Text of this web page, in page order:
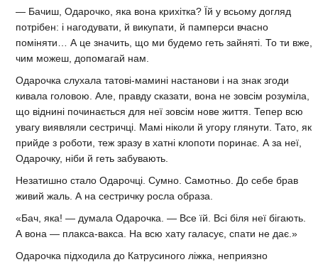
― Бачиш, Одарочко, яка вона крихітка? Їй у всьому догляд
потрібен: і нагодувати, й викупати, й памперси вчасно
поміняти… А це значить, що ми будемо геть зайняті. То ти вже,
чим можеш, допомагай нам.
Одарочка слухала татові-мамині настанови і на знак згоди
кивала головою. Але, правду сказати, вона не зовсім розуміла,
що віднині починається для неї зовсім нове життя. Тепер всю
увагу виявляли сестричці. Мамі ніколи й угору глянути. Тато, як
прийде з роботи, теж зразу в хатні клопоти поринає. А за неї,
Одарочку, ніби й геть забувають.
Незатишно стало Одарочці. Сумно. Самотньо. До себе брав
живий жаль. А на сестричку росла образа.
«Бач, яка! ― думала Одарочка. ― Все їй. Всі біля неї бігають.
А вона ― плакса-вакса. На всю хату галасує, спати не дає.»
Одарочка підходила до Катрусиного ліжка, неприязно